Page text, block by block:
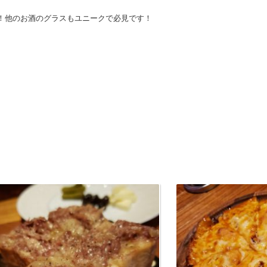
のお酒のグラスもユニークで必見です！